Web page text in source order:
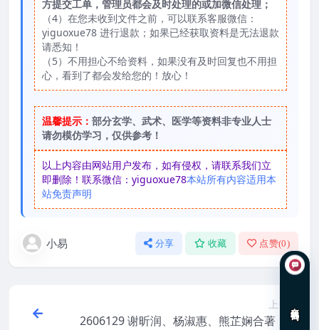
方提交工单，管理员都会及时处理的或加微信处理；
（4）在您未收到文件之前，可以联系客服微信：
yiguoxue78 进行退款；如果已经获取资料是无法退款
请悉知！
（5）不用担心不给资料，如果没有及时回复也不用担
心，看到了都会发给您的！放心！
温馨提示： 部分玄学、武术、医学等资料非专业人士
请勿模仿学习，仅供参考！
以上内容由网站用户发布，如有侵权，请联系我们立
即删除！联系微信：yiguoxue78本站所有内容适用本
站免责声明
小易 分享 收藏 点赞(0)
上一篇
2606129 谢昕润、杨淑惠、熊芷娴合著《斗